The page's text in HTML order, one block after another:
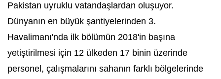
Pakistan uyruklu vatandaşlardan oluşuyor.
Dünyanın en büyük şantiyelerinden 3.
Havalimanı'nda ilk bölümün 2018'in başına
yetiştirilmesi için 12 ülkeden 17 binin üzerinde
personel, çalışmalarını sahanın farklı bölgelerinde